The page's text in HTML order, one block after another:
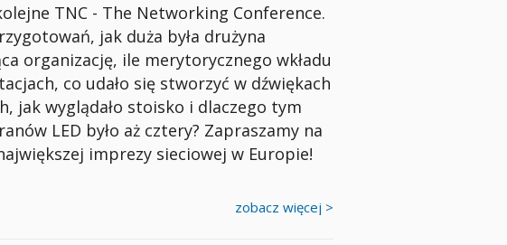
TNC - The Networking Conference.
jak duża była drużyna
organizację, ile merytorycznego wkładu
co udało się stworzyć w dźwiękach
jak wyglądało stoisko i dlaczego tym
LED było aż cztery? Zapraszamy na
imprezy sieciowej w Europie!
zobacz więcej >